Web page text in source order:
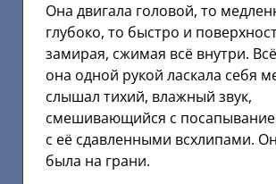
Она двигала головой, то
глубоко, то быстро и
замирая, сжимая всё внутри.
она одной рукой ласкала себя
слышал тихий, влажный звук,
смешивающийся с
с её сдавленными всхлипами.
была на грани.